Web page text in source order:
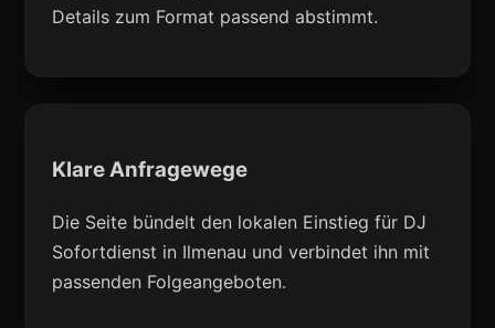
Details zum Format passend abstimmt.
Klare Anfragewege
Die Seite bündelt den lokalen Einstieg für DJ
Sofortdienst in Ilmenau und verbindet ihn mit
passenden Folgeangeboten.